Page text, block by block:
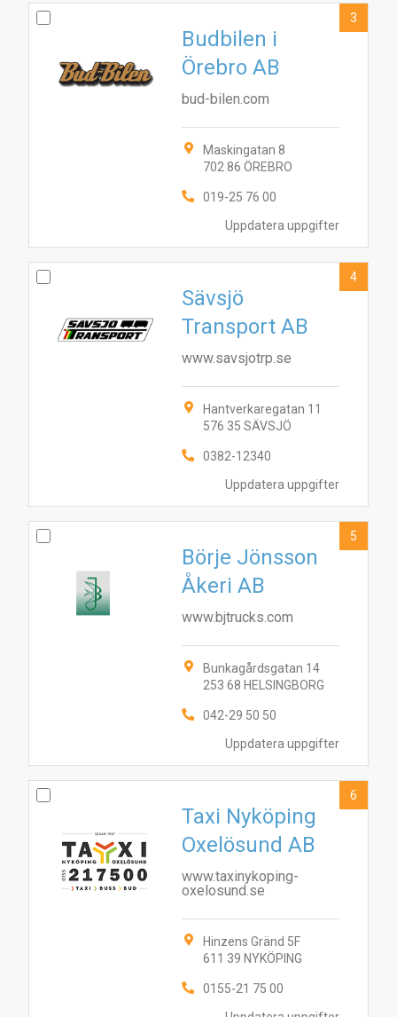
Uppdatera uppgifter
Budbilen i
Örebro AB
bud-bilen.com
Maskingatan 8
702 86 ÖREBRO
019-25 76 00
3
Uppdatera uppgifter
Sävsjö
Transport AB
www.savsjotrp.se
Hantverkaregatan 11
576 35 SÄVSJÖ
0382-12340
4
Uppdatera uppgifter
Börje Jönsson
Åkeri AB
www.bjtrucks.com
Bunkagårdsgatan 14
253 68 HELSINGBORG
042-29 50 50
5
Taxi Nyköping
Oxelösund AB
www.taxinykoping-
oxelosund.se
Hinzens Gränd 5F
611 39 NYKÖPING
0155-21 75 00
6